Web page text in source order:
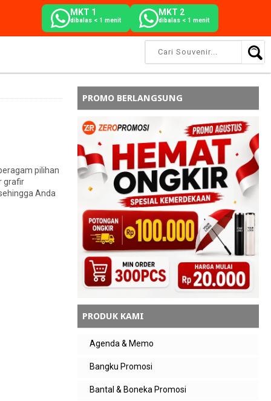
MKT 1
dibalas < 1 menit
MKT 2
dibalas < 1 menit
pilihan
grafir
Anda
PROMO BERLANGSUNG
PRODUK KAMI
Agenda & Memo
Bangku Promosi
Bantal & Boneka Promosi